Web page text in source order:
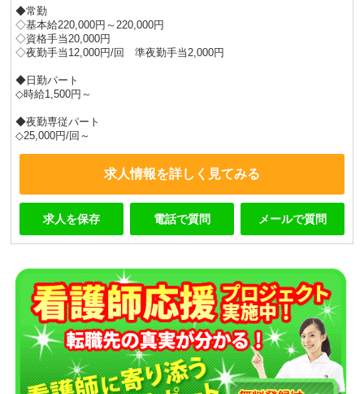
◆常勤
◇基本給220,000円～220,000円
◇資格手当20,000円
◇夜勤手当12,000円/回 準夜勤手当2,000円
◆日勤パート
◇時給1,500円～
◆夜勤専従パート
◇25,000円/回～
求人情報を詳しく見てみる
求人を保存 電話で質問 メールで質問